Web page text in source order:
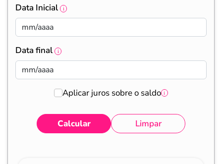
Data Inicial
Data final
Aplicar juros sobre o saldo
Calcular Limpar